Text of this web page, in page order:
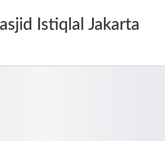
Istiqlal Jakarta